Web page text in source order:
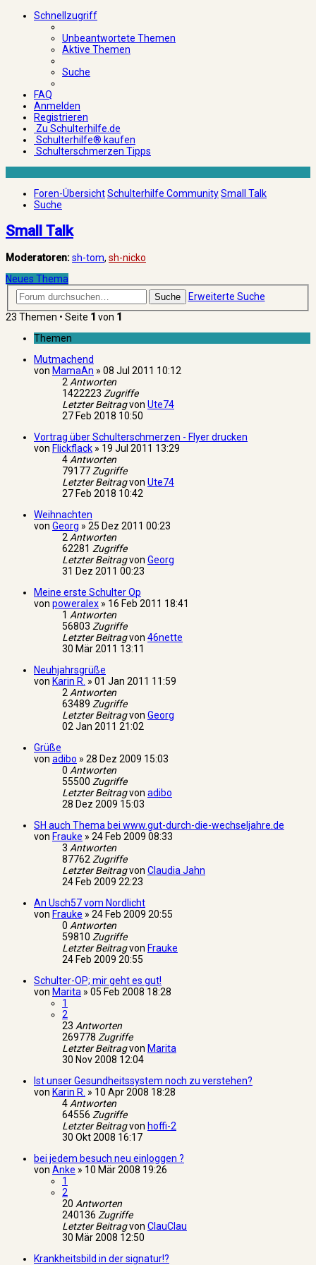
Schnellzugriff
Unbeantwortete Themen
Aktive Themen
Suche
FAQ
Anmelden
Registrieren
Zu Schulterhilfe.de
Schulterhilfe® kaufen
Schulterschmerzen Tipps
Foren-ÜbersichtSchulterhilfe CommunitySmall Talk
Suche
Small Talk
Moderatoren:sh-tom, sh-nicko
Neues Thema
Suche
Erweiterte Suche
23 Themen • Seite 1 von 1
Themen
Mutmachend
von MamaAn » 08 Jul 2011 10:12
2Antworten
1422223 Zugriffe
Letzter Beitragvon Ute74
27 Feb 2018 10:50
Vortrag über Schulterschmerzen - Flyer drucken
von Flickflack » 19 Jul 2011 13:29
4Antworten
79177Zugriffe
Letzter Beitragvon Ute74
27 Feb 2018 10:42
Weihnachten
von Georg » 25 Dez 2011 00:23
2Antworten
62281 Zugriffe
Letzter Beitragvon Georg
31 Dez 2011 00:23
Meine erste Schulter Op
von poweralex » 16 Feb 2011 18:41
1 Antworten
56803 Zugriffe
Letzter Beitragvon 46nette
30 Mär 2011 13:11
Neuhjahrsgrüße
von Karin R. » 01 Jan 2011 11:59
2Antworten
63489 Zugriffe
Letzter Beitragvon Georg
02 Jan 2011 21:02
Grüße
von adibo » 28 Dez 2009 15:03
0 Antworten
55500 Zugriffe
Letzter Beitragvon adibo
28 Dez 2009 15:03
SH auch Thema bei www.gut-durch-die-wechseljahre.de
von Frauke » 24 Feb 2009 08:33
3 Antworten
87762Zugriffe
Letzter Beitragvon Claudia Jahn
24 Feb 2009 22:23
An Usch57 vom Nordlicht
von Frauke » 24 Feb 2009 20:55
0 Antworten
59810 Zugriffe
Letzter Beitragvon Frauke
24 Feb 2009 20:55
Schulter-OP; mir geht es gut!
von Marita » 05 Feb 2008 18:28
1
2
23 Antworten
269778 Zugriffe
Letzter Beitragvon Marita
30 Nov 2008 12:04
Ist unser Gesundheitssystem noch zu verstehen?
von Karin R. » 10 Apr 2008 18:28
4Antworten
64556 Zugriffe
Letzter Beitragvon hoffi-2
30 Okt 2008 16:17
bei jedem besuch neu einloggen ?
von Anke » 10 Mär 2008 19:26
1
2
20 Antworten
240136 Zugriffe
Letzter Beitragvon ClauClau
30 Mär 2008 12:50
Krankheitsbild in der signatur!?